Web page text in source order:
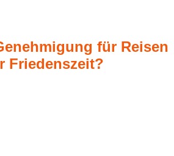
für Reisen
Friedenszeit?